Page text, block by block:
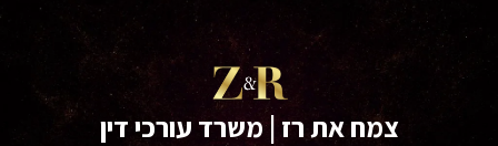
צמח את רז | משרד עורכי דין